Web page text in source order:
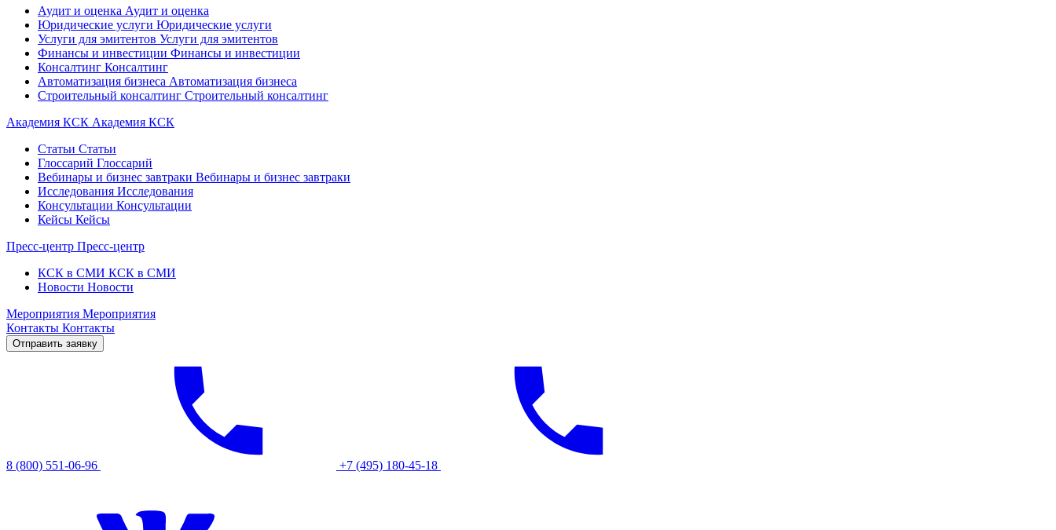
Аудит и оценка Аудит и оценка
Юридические услуги Юридические услуги
Услуги для эмитентов Услуги для эмитентов
Финансы и инвестиции Финансы и инвестиции
Консалтинг Консалтинг
Автоматизация бизнеса Автоматизация бизнеса
Строительный консалтинг Строительный консалтинг
Академия КСК Академия КСК
Статьи Статьи
Глоссарий Глоссарий
Вебинары и бизнес завтраки Вебинары и бизнес завтраки
Исследования Исследования
Консультации Консультации
Кейсы Кейсы
Пресс-центр Пресс-центр
КСК в СМИ КСК в СМИ
Новости Новости
Мероприятия Мероприятия
Контакты Контакты
Отправить заявку
8 (800) 551-06-96 +7 (495) 180-45-18